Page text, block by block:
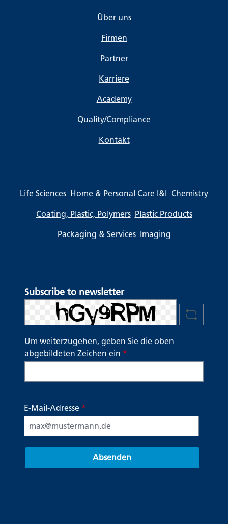
Über uns
Firmen
Partner
Karriere
Academy
Quality/Compliance
Kontakt
Life Sciences Home & Personal Care I&I Chemistry
Coating, Plastic, Polymers Plastic Products
Packaging & Services Imaging
Subscribe to newsletter
Um weiterzugehen, geben Sie die oben
abgebildeten Zeichen ein *
E-Mail-Adresse *
Absenden